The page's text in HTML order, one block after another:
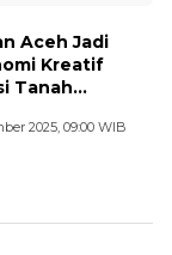
Aceh Jadi
Kreatif
Tanah
2025, 09:00 WIB